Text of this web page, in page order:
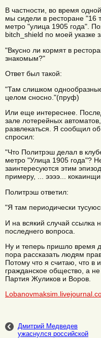
В частности, во время
мы сидели в ресторане "16
метро "улица 1905 года".
bitch_shield по моей указке
"Вкусно ли кормят в
знакомым?"
Ответ был такой:
"Там слишком
целом сносно."(пруф)
Или еще интереснее.
зале лотерейных
развлекаться. Я сообщил
спросил:
"Что Политрэш делал в
метро "Улица 1905 года"?
заинтересуются этим
примеру, ... ээээ...
Политрэш ответил:
"Я там периодически
И на всякий случай ссылка
последнего вопроса.
Ну и теперь пришло время
пора рассказать людям
Потому что я считаю, что в
гражданское общество, а
Партия Жуликов и Воров.
Дмитрий Медведев
ужаснулся российской